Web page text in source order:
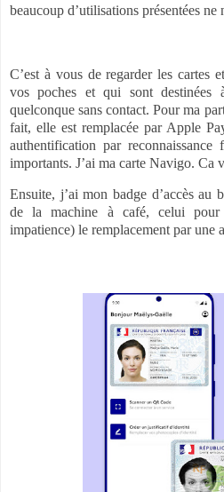
beaucoup d’utilisations présentées ne
C’est à vous de regarder les cartes
vos poches et qui sont
quelconque sans contact. Pour ma
fait, elle est remplacée par Apple
authentification par
importants. J’ai ma carte Navigo.
Ensuite, j’ai mon badge d’accès au
de la machine à café, celui pour
impatience) le remplacement par une